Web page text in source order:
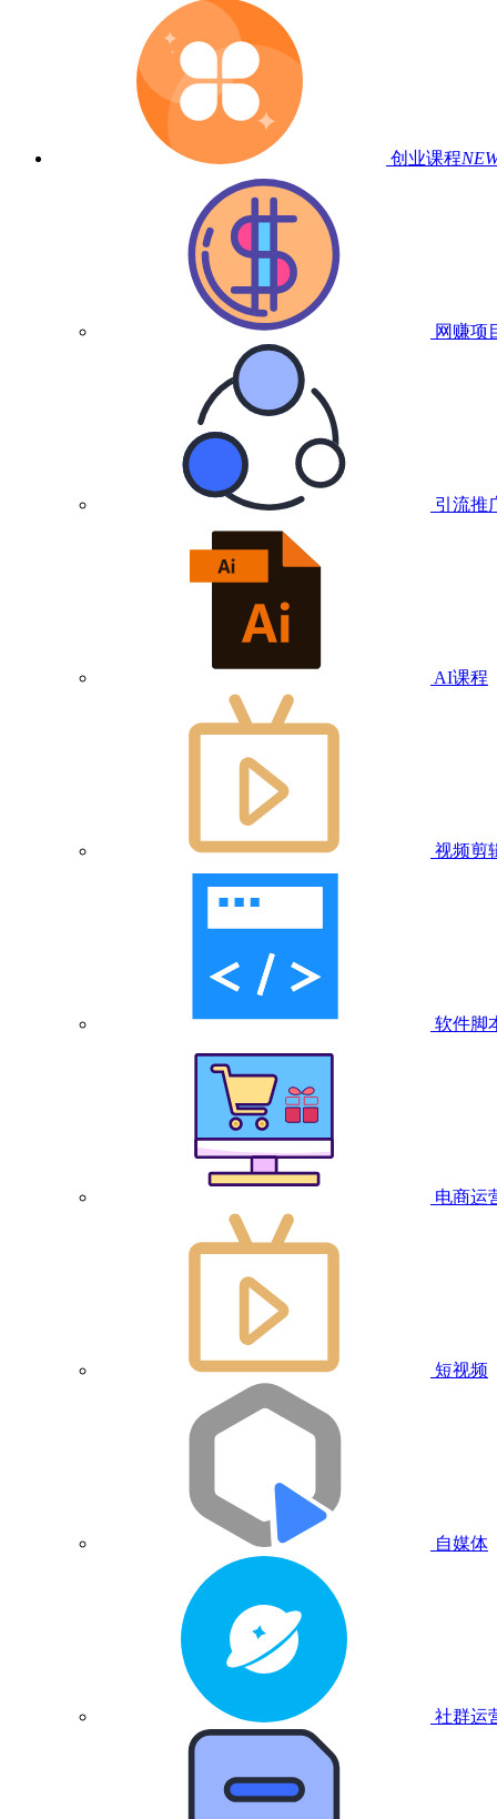
创业课程
网赚项
引流推
AI课程
视频剪
软件脚
电商运
短视频
自媒体
社群运